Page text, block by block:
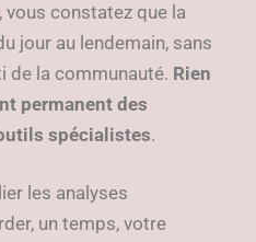
vous constatez que la
jour au lendemain, sans
de la communauté. Rien
permanent des
spécialistes.
les analyses
un temps, votre